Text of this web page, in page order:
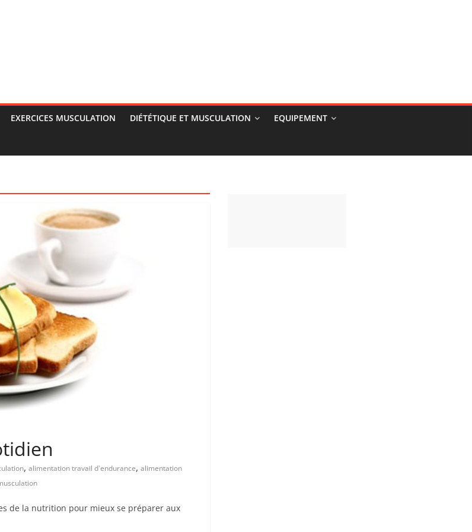
EXERCICES MUSCULATION DIÉTÉTIQUE ET MUSCULATION EQUIPEMENT
, alimentation travail d'endurance, alimentation
de la nutrition pour mieux se préparer aux